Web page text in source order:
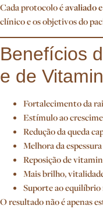
Cada protocolo éavaliado
clínico e os objetivos do
Benefícios
e de
Fortalecimento da
Estímulo ao
Redução da queda
Melhora da
Reposição de
Mais brilho,
Suporte ao
O resultado não é apenas